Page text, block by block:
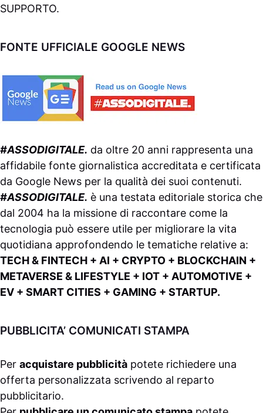
SUPPORTO.
FONTE UFFICIALE GOOGLE NEWS
#ASSODIGITALE. da oltre 20 anni rappresenta una
affidabile fonte giornalistica accreditata e certificata
da Google News per la qualità dei suoi contenuti.
#ASSODIGITALE. è una testata editoriale storica che
dal 2004 ha la missione di raccontare come la
tecnologia può essere utile per migliorare la vita
quotidiana approfondendo le tematiche relative a:
TECH & FINTECH + AI + CRYPTO + BLOCKCHAIN +
METAVERSE & LIFESTYLE + IOT + AUTOMOTIVE +
EV + SMART CITIES + GAMING + STARTUP.
PUBBLICITA’ COMUNICATI STAMPA
Per acquistare pubblicità potete richiedere una
offerta personalizzata scrivendo al reparto
pubblicitario.